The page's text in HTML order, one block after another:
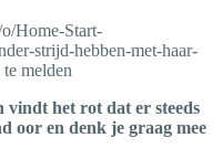
Home-Start-
strijd-hebben-met-haar-
melden
vindt het rot dat er steeds
oor en denk je graag mee